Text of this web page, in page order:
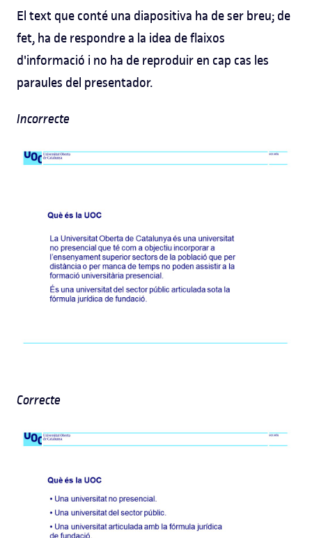
El text que conté una diapositiva ha de ser breu; de
fet, ha de respondre a la idea de flaixos
d'informació i no ha de reproduir en cap cas les
paraules del presentador.
Incorrecte
Correcte